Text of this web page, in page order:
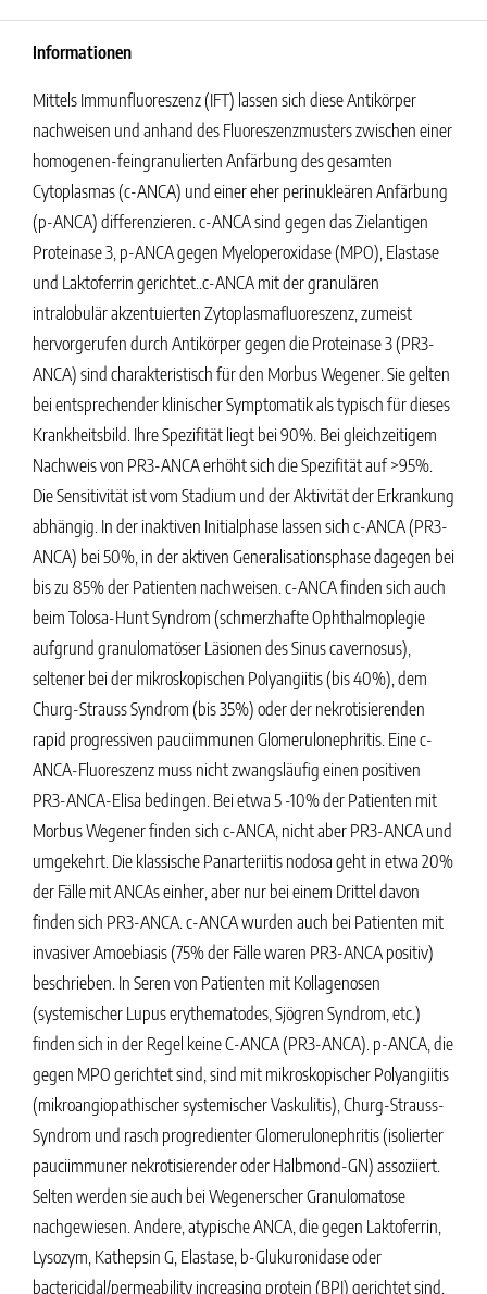
Informationen
Mittels Immunfluoreszenz (IFT) lassen sich diese Antikörper
nachweisen und anhand des Fluoreszenzmusters zwischen einer
homogenen-feingranulierten Anfärbung des gesamten
Cytoplasmas (c-ANCA) und einer eher perinukleären Anfärbung
(p-ANCA) differenzieren. c-ANCA sind gegen das Zielantigen
Proteinase 3, p-ANCA gegen Myeloperoxidase (MPO), Elastase
und Laktoferrin gerichtet..c-ANCA mit der granulären
intralobulär akzentuierten Zytoplasmafluoreszenz, zumeist
hervorgerufen durch Antikörper gegen die Proteinase 3 (PR3-
ANCA) sind charakteristisch für den Morbus Wegener. Sie gelten
bei entsprechender klinischer Symptomatik als typisch für dieses
Krankheitsbild. Ihre Spezifität liegt bei 90%. Bei gleichzeitigem
Nachweis von PR3-ANCA erhöht sich die Spezifität auf >95%.
Die Sensitivität ist vom Stadium und der Aktivität der Erkrankung
abhängig. In der inaktiven Initialphase lassen sich c-ANCA (PR3-
ANCA) bei 50%, in der aktiven Generalisationsphase dagegen bei
bis zu 85% der Patienten nachweisen. c-ANCA finden sich auch
beim Tolosa-Hunt Syndrom (schmerzhafte Ophthalmoplegie
aufgrund granulomatöser Läsionen des Sinus cavernosus),
seltener bei der mikroskopischen Polyangiitis (bis 40%), dem
Churg-Strauss Syndrom (bis 35%) oder der nekrotisierenden
rapid progressiven pauciimmunen Glomerulonephritis. Eine c-
ANCA-Fluoreszenz muss nicht zwangsläufig einen positiven
PR3-ANCA-Elisa bedingen. Bei etwa 5 -10% der Patienten mit
Morbus Wegener finden sich c-ANCA, nicht aber PR3-ANCA und
umgekehrt. Die klassische Panarteriitis nodosa geht in etwa 20%
der Fälle mit ANCAs einher, aber nur bei einem Drittel davon
finden sich PR3-ANCA. c-ANCA wurden auch bei Patienten mit
invasiver Amoebiasis (75% der Fälle waren PR3-ANCA positiv)
beschrieben. In Seren von Patienten mit Kollagenosen
(systemischer Lupus erythematodes, Sjögren Syndrom, etc.)
finden sich in der Regel keine C-ANCA (PR3-ANCA). p-ANCA, die
gegen MPO gerichtet sind, sind mit mikroskopischer Polyangiitis
(mikroangiopathischer systemischer Vaskulitis), Churg-Strauss-
Syndrom und rasch progredienter Glomerulonephritis (isolierter
pauciimmuner nekrotisierender oder Halbmond-GN) assoziiert.
Selten werden sie auch bei Wegenerscher Granulomatose
nachgewiesen. Andere, atypische ANCA, die gegen Laktoferrin,
Lysozym, Kathepsin G, Elastase, b-Glukuronidase oder
bactericidal/permeability increasing protein (BPI) gerichtet sind,